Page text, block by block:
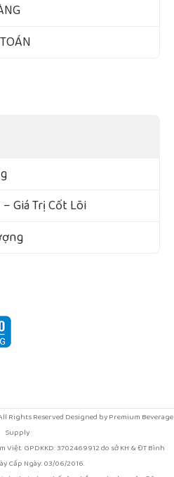
Giá Trị Cốt Lõi
Rights Reserved Designed by Premium Beverage
Supply
Việt. GPDKKD: 3702469912 do sở KH & ĐT Bình
Cấp Ngày: 03/06/2016.